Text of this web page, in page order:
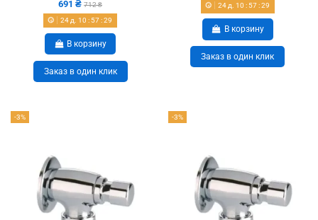
691 ₴712 ₴
24 д. 10 : 57:28
В корзину
Заказ в один клик
24д. 10 : 57:28
В корзину
Заказ в один клик
-3% -3%